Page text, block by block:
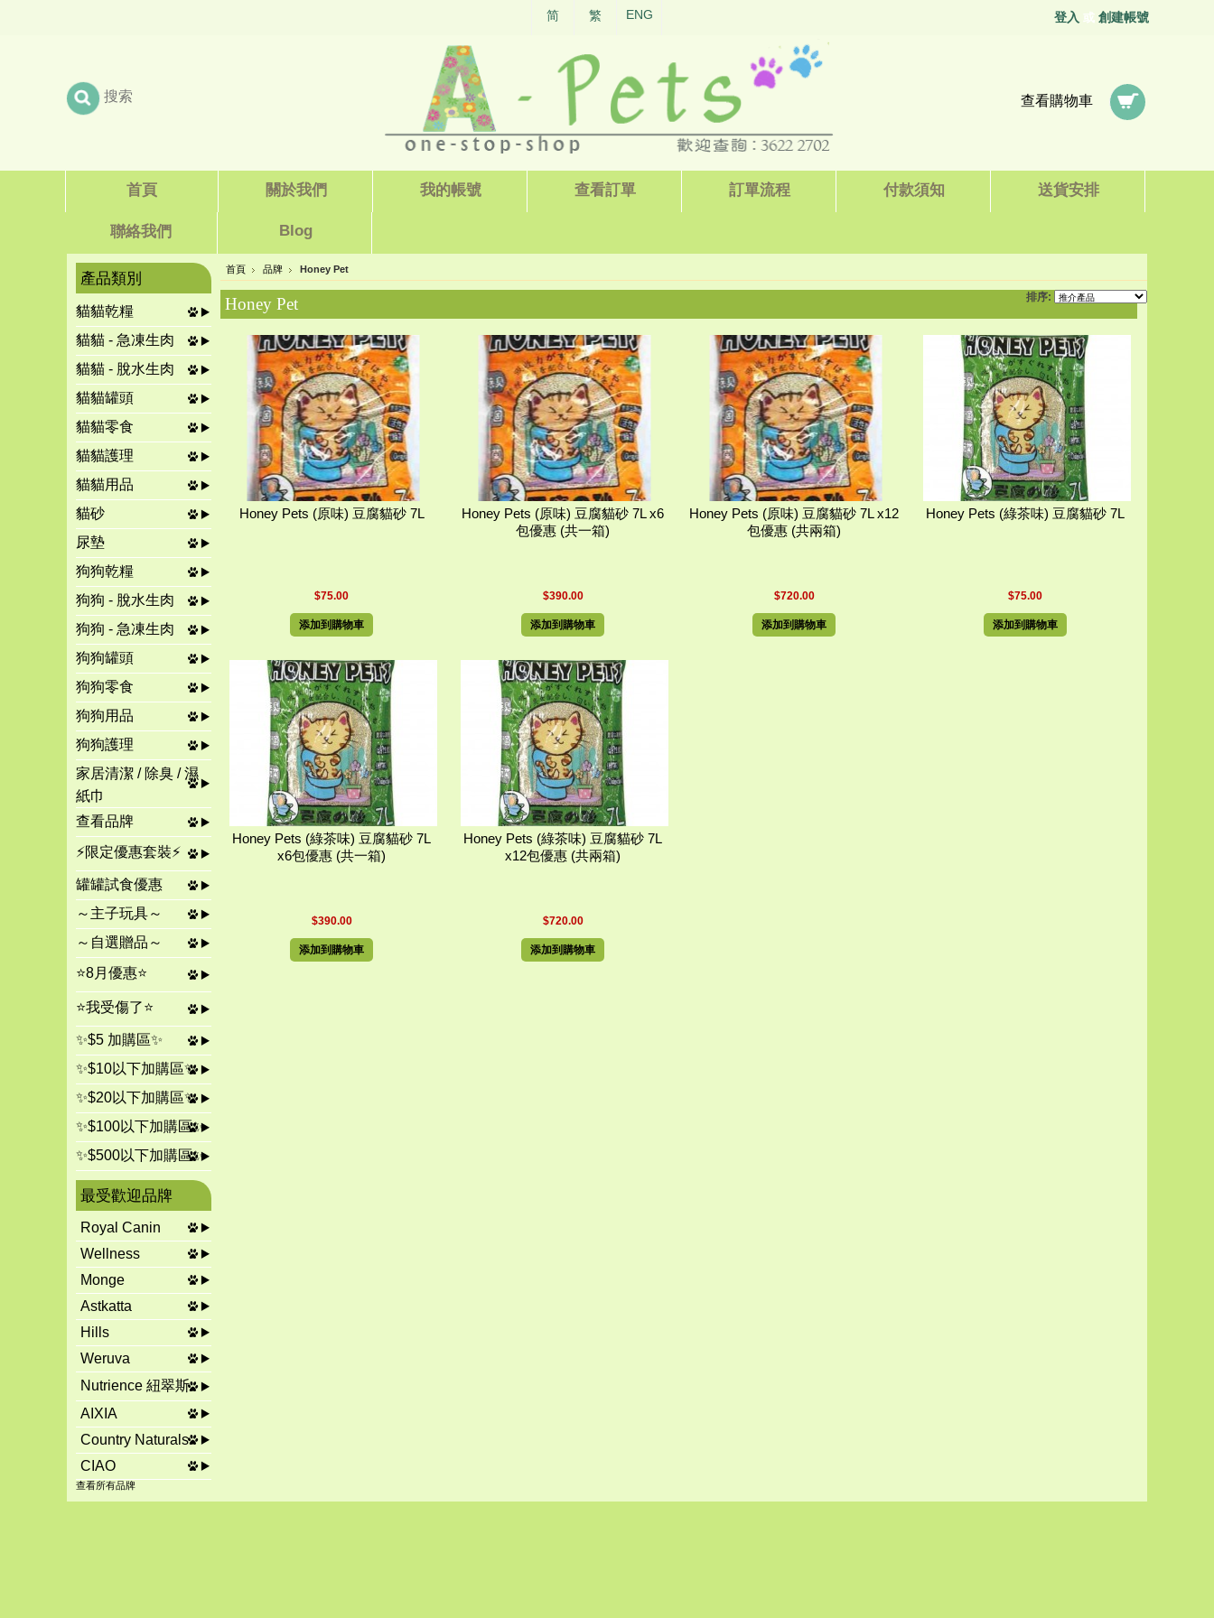
简 繁 ENG 登入 或 創建帳號
查看購物車
首頁 關於我們 我的帳號 查看訂單 訂單流程 付款須知 送貨安排
聯絡我們 Blog
產品類別
貓貓乾糧
貓貓 - 急凍生肉
貓貓 - 脫水生肉
貓貓罐頭
貓貓零食
貓貓護理
貓貓用品
貓砂
尿墊
狗狗乾糧
狗狗 - 脫水生肉
狗狗 - 急凍生肉
狗狗罐頭
狗狗零食
狗狗用品
狗狗護理
家居清潔 / 除臭 / 濕
紙巾
查看品牌
⚡限定優惠套裝⚡
罐罐試食優惠
～主子玩具～
～自選贈品～
⭐8月優惠⭐
⭐我受傷了⭐
✨$5 加購區✨
✨$10以下加購區✨
✨$20以下加購區✨
✨$100以下加購區✨
✨$500以下加購區✨
最受歡迎品牌
Royal Canin
Wellness
Monge
Astkatta
Hills
Weruva
Nutrience 紐翠斯
AIXIA
Country Naturals
CIAO
查看所有品牌
首頁 品牌 Honey Pet
排序:
Honey Pet
Honey Pets (原味) 豆腐貓砂 7L
$75.00
添加到購物車
Honey Pets (原味) 豆腐貓砂 7L x6
包優惠 (共一箱)
$390.00
添加到購物車
Honey Pets (原味) 豆腐貓砂 7L x12
包優惠 (共兩箱)
$720.00
添加到購物車
Honey Pets (綠茶味) 豆腐貓砂 7L
$75.00
添加到購物車
Honey Pets (綠茶味) 豆腐貓砂 7L
x6包優惠 (共一箱)
$390.00
添加到購物車
Honey Pets (綠茶味) 豆腐貓砂 7L
x12包優惠 (共兩箱)
$720.00
添加到購物車